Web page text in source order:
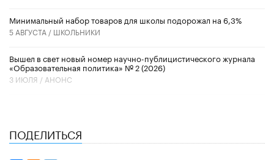
Минимальный набор товаров для школы подорожал на 6,3%
5 АВГУСТА / ШКОЛЬНИКИ
Вышел в свет новый номер научно-публицистического журнала
«Образовательная политика» № 2 (2026)
3 ИЮЛЯ / АНОНС
ПОДЕЛИТЬСЯ